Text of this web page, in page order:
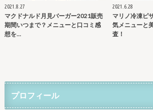
2021.8.27
マクドナルド月見バーガー2021販売
期間いつまで？メニューと口コミ感
想を…
2021.6.28
マリノ冷凍ピ
気メニューと
査！
プロフィール